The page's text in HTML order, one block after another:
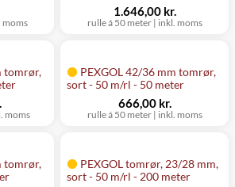
moms rulle á 50 meter| inkl. moms
1.646,00 kr.
tomrør,
moms
PEXGOL 42/36 mm tomrør,
sort - 50 m/rl - 50 meter
rulle á 50 meter| inkl. moms
666,00 kr.
tomrør,
PEXGOL tomrør, 23/28 mm,
sort - 50 m/rl - 200 meter